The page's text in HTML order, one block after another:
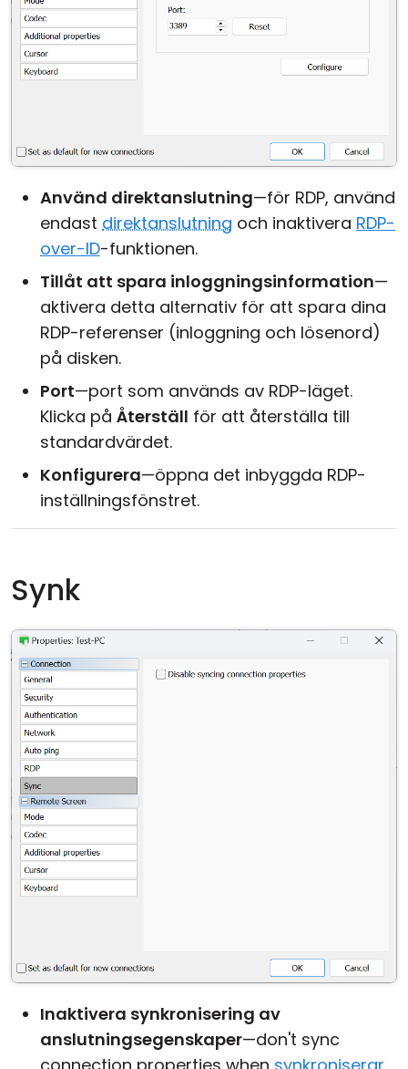
Använd direktanslutning—för RDP, använd
endast direktanslutning och inaktivera RDP-
over-ID-funktionen.
Tillåt att spara inloggningsinformation—
aktivera detta alternativ för att spara dina
RDP-referenser (inloggning och lösenord)
på disken.
Port—port som används av RDP-läget.
Klicka på Återställ för att återställa till
standardvärdet.
Konfigurera—öppna det inbyggda RDP-
inställningsfönstret.
Synk
Inaktivera synkronisering av
anslutningsegenskaper—don't sync